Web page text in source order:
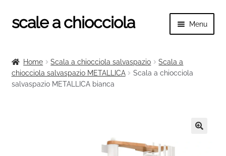
Vai
alla
Vai
al
scale a chiocciola Menu
Tutte le scale
menu
Home Scala a chiocciola salvaspazio
Scala a
chiocciola salvaspazio METALLICA
Scala a chiocciola
salvaspazio METALLICA bianca